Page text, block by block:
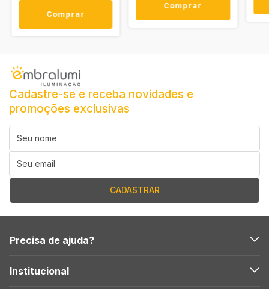
Comprar
Comprar
Cadastre-se e receba novidades e
promoções exclusivas
Precisa de ajuda?
Institucional